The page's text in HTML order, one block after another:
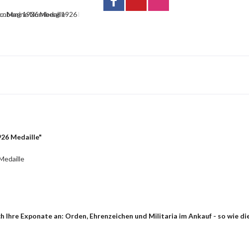
Medaille"
Ihre Exponate an: Orden, Ehrenzeichen und Militaria im Ankauf - so wie